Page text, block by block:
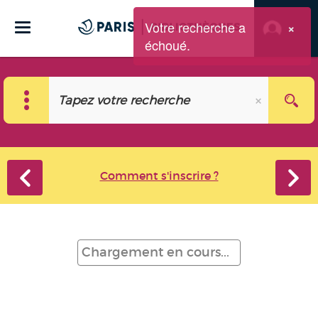
Comment s'inscrire ?
Chargement en cours...
×
Votre recherche a
échoué.